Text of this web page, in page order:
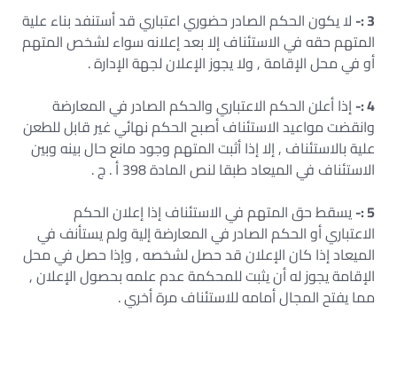
3 :-
لا يكون الحكم الصادر حضوري اعتباري قد أستنفد بناء علية
المتهم حقه في الاستئناف إلا بعد إعلانه سواء لشخص المتهم
أو في محل الإقامة , ولا يجوز الإعلان لجهة الإدارة .
4 :- إذا أعلن الحكم الاعتباري والحكم الصادر في المعارضة
وانقضت مواعيد الاستئناف أصبح الحكم نهائي غير قابل للطعن
علية بالاستئناف , إلا إذا أثبت المتهم وجود مانع حال بينه وبين
الاستئناف في الميعاد طبقا لنص المادة 398 أ . ج .
5 :- يسقط حق المتهم في الاستئناف إذا إعلان الحكم
الاعتباري أو الحكم الصادر في المعارضة إلية ولم يستأنف في
الميعاد إذا كان الإعلان قد حصل لشخصه , وإذا حصل في محل
الإقامة يجوز له أن يثبت للمحكمة عدم علمه بحصول الإعلان ,
مما يفتح المجال أمامه للاستئناف مرة أخري .